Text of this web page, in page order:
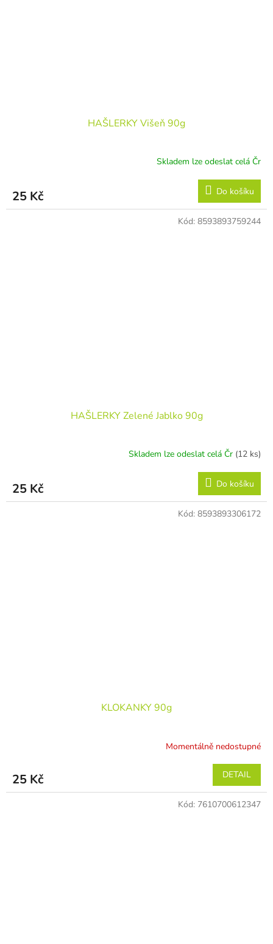
HAŠLERKY Višeň 90g
Skladem lze odeslat celá Čr
25 Kč Do košíku
HAŠLERKY Zelené Jablko 90g
Skladem lze odeslat celá Čr (12 ks)
25 Kč Do košíku
Kód: 8593893759244
KLOKANKY 90g
Momentálně nedostupné
25 Kč DETAIL
Kód: 8593893306172
Kód: 7610700612347